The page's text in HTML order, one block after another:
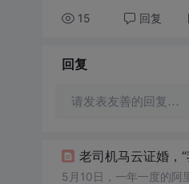
15 回复
回复
请发表友善的回复…
老司机马云证婚，
5月10日，一年一度的阿